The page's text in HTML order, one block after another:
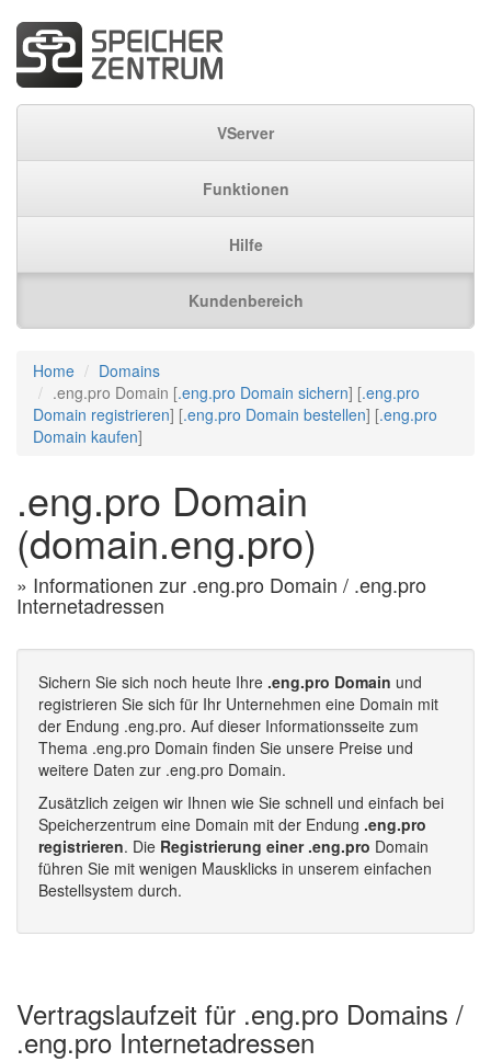
VServer
Funktionen
Hilfe
Kundenbereich
Home
Domains
.eng.pro Domain [.eng.pro Domain sichern] [.eng.pro
Domain registrieren] [.eng.pro Domain bestellen] [.eng.pro
Domain kaufen]
.eng.pro Domain
(domain.eng.pro)
» Informationen zur .eng.pro Domain / .eng.pro
Internetadressen
Sichern Sie sich noch heute Ihre .eng.pro Domain und
registrieren Sie sich für Ihr Unternehmen eine Domain mit
der Endung .eng.pro. Auf dieser Informationsseite zum
Thema .eng.pro Domain finden Sie unsere Preise und
weitere Daten zur .eng.pro Domain.
Zusätzlich zeigen wir Ihnen wie Sie schnell und einfach bei
Speicherzentrum eine Domain mit der Endung .eng.pro
registrieren. Die Registrierung einer .eng.pro Domain
führen Sie mit wenigen Mausklicks in unserem einfachen
Bestellsystem durch.
Vertragslaufzeit für .eng.pro Domains /
.eng.pro Internetadressen